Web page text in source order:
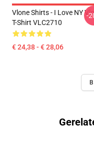
Vlone Shirts - I Love NY
T-Shirt VLC2710
€ 24,38 - € 28,06
-